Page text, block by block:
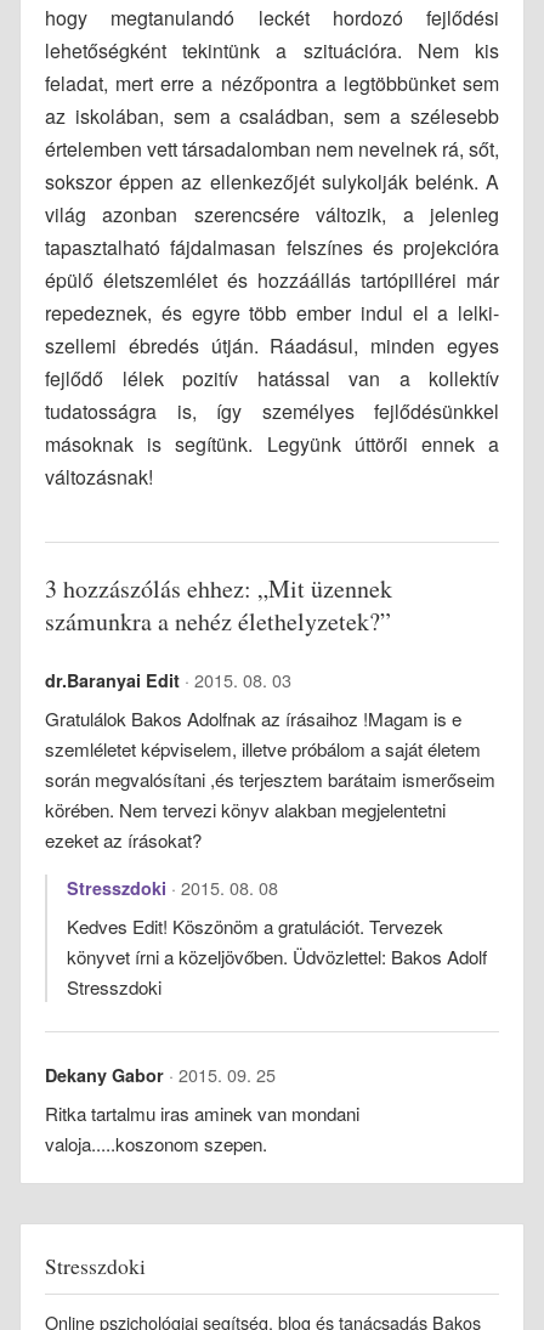
hogy megtanulandó leckét hordozó fejlődési
lehetőségként tekintünk a szituációra. Nem kis
feladat, mert erre a nézőpontra a legtöbbünket sem
az iskolában, sem a családban, sem a szélesebb
értelemben vett társadalomban nem nevelnek rá, sőt,
sokszor éppen az ellenkezőjét sulykolják belénk. A
világ azonban szerencsére változik, a jelenleg
tapasztalható fájdalmasan felszínes és projekcióra
épülő életszemlélet és hozzáállás tartópillérei már
repedeznek, és egyre több ember indul el a lelki-
szellemi ébredés útján. Ráadásul, minden egyes
fejlődő lélek pozitív hatással van a kollektív
tudatosságra is, így személyes fejlődésünkkel
másoknak is segítünk. Legyünk úttörői ennek a
változásnak!
3 hozzászólás ehhez: „Mit üzennek
számunkra a nehéz élethelyzetek?”
dr.Baranyai Edit 2015. 08. 03
Gratulálok Bakos Adolfnak az írásaihoz !Magam is e
szemléletet képviselem, illetve próbálom a saját életem
során megvalósítani ,és terjesztem barátaim ismerőseim
körében. Nem tervezi könyv alakban megjelentetni
ezeket az írásokat?
Stresszdoki
2015. 08. 08
Kedves Edit! Köszönöm a gratulációt. Tervezek
könyvet írni a közeljövőben. Üdvözlettel: Bakos Adolf
Stresszdoki
Dekany Gabor 2015. 09. 25
Ritka tartalmu iras aminek van mondani
valoja.....koszonom szepen.
Stresszdoki
Online pszichológiai segítség, blog és tanácsadás Bakos